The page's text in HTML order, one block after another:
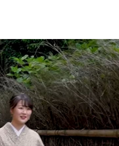
budget.
Par exemple,la Tour de
pour seulement 900 yens
des entrées gratuites ou à